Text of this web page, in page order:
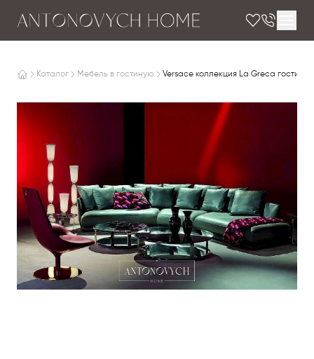
Каталог Мебель в гостиную Versace коллекция La Greca гостиная